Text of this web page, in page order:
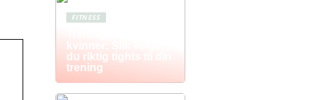
FITNESS
kvinner: Slik velger
du riktig tights til din
trening